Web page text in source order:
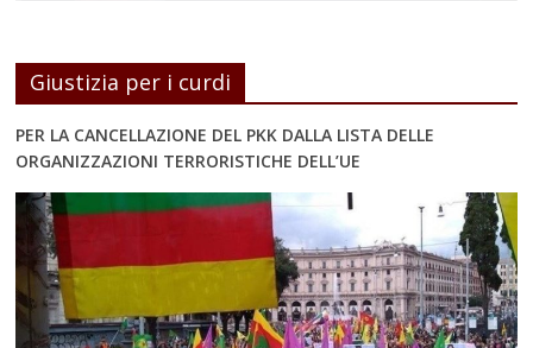
Giustizia per i curdi
PER LA CANCELLAZIONE DEL PKK DALLA LISTA DELLE
ORGANIZZAZIONI TERRORISTICHE DELL’UE